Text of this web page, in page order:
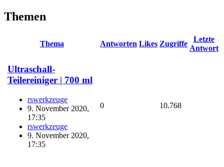
Themen
Thema Antworten Likes Zugriffe
Letzte
Antwort
Ultraschall-
Teilereiniger | 700 ml
rswerkzeuge
9. November 2020,
17:35
rswerkzeuge
9. November 2020,
17:35
0 10.768